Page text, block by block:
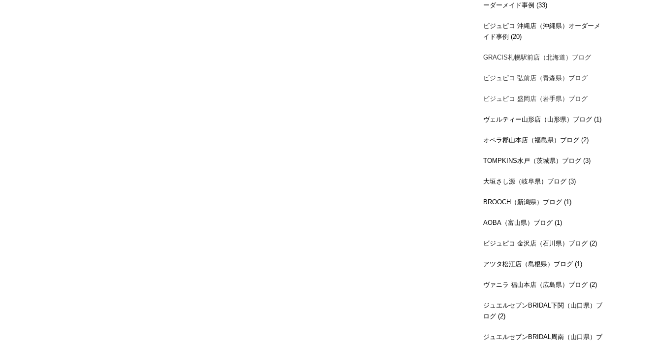
ーダーメイド事例 (33)
ビジュピコ 沖縄店（沖縄県）オーダーメ
イド事例 (20)
GRACIS札幌駅前店（北海道）ブログ
ビジュピコ 弘前店（青森県）ブログ
ビジュピコ 盛岡店（岩手県）ブログ
ヴェルティー山形店（山形県）ブログ (1)
オペラ郡山本店（福島県）ブログ (2)
TOMPKINS水戸（茨城県）ブログ (3)
大垣さし源（岐阜県）ブログ (3)
BROOCH（新潟県）ブログ (1)
AOBA（富山県）ブログ (1)
ビジュピコ 金沢店（石川県）ブログ (2)
アツタ松江店（島根県）ブログ (1)
ヴァニラ 福山本店（広島県）ブログ (2)
ジュエルセブンBRIDAL下関（山口県）ブ
ログ (2)
ジュエルセブンBRIDAL周南（山口県）ブ